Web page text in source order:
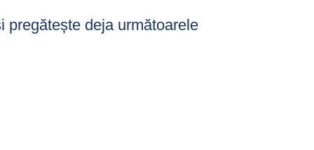
pregătește deja următoarele